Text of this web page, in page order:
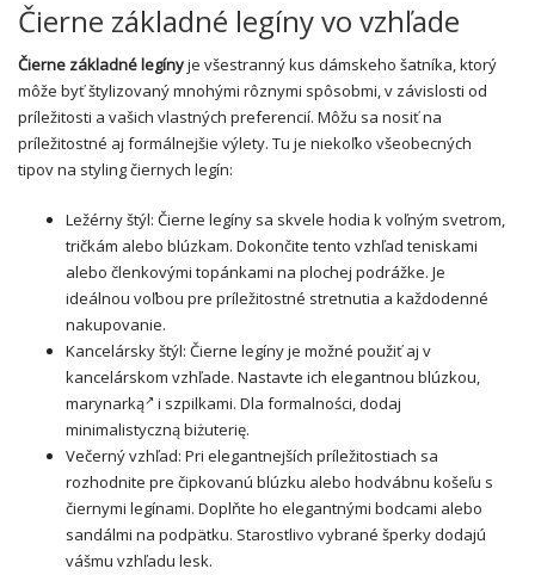
Čierne základné legíny vo vzhľade
Čierne základné legínyje všestranný kus dámskeho šatníka, ktorý
môže byť štylizovaný mnohými rôznymi spôsobmi, v závislosti od
príležitosti a vašich vlastných preferencií. Môžu sa nosiť na
príležitostné aj formálnejšie výlety. Tu je niekoľko všeobecných
tipov na styling čiernych legín:
Ležérny štýl: Čierne legíny sa skvele hodia k voľným svetrom,
tričkám alebo blúzkam. Dokončite tento vzhľad teniskami
alebo členkovými topánkami na plochej podrážke. Je
ideálnou voľbou pre príležitostné stretnutia a každodenné
nakupovanie.
Kancelársky štýl: Čierne legíny je možné použiť aj v
kancelárskom vzhľade. Nastavte ich elegantnou blúzkou,
marynarką
i szpilkami. Dla formalności, dodaj
minimalistyczną biżuterię.
Večerný vzhľad: Pri elegantnejších príležitostiach sa
rozhodnite pre čipkovanú blúzku alebo hodvábnu košeľu s
čiernymi legínami. Doplňte ho elegantnými bodcami alebo
sandálmi na podpätku. Starostlivo vybrané šperky dodajú
vášmu vzhľadu lesk.